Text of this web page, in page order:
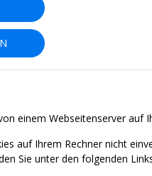
einem Webseitenserver
auf Ihrem Rechner nicht
Sie unter den folgenden